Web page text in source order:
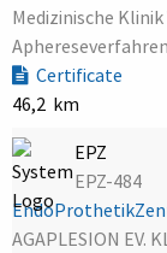
Medizinische
Certificate
46,2 km
EPZ
EPZ-484
AGAPLESION EV.